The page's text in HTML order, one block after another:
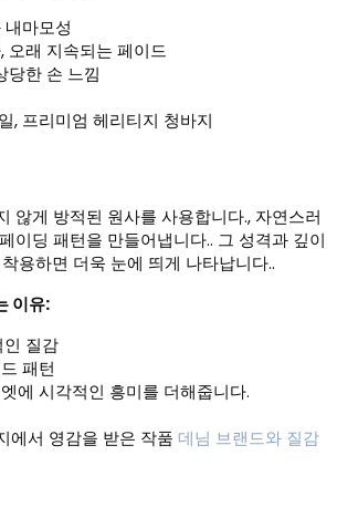
마모성
오래 지속되는 페이드
당한 손 느낌
, 프리미엄 헤리티지 청바지
않게 방적된 원사를 사용합니다., 자연스러
이딩 패턴을 만들어냅니다.. 그 성격과 깊이
용하면 더욱 눈에 띄게 나타납니다..
이유:
인 질감
패턴
에 시각적인 흥미를 더해줍니다.
에서 영감을 받은 작품 데님 브랜드와 질감